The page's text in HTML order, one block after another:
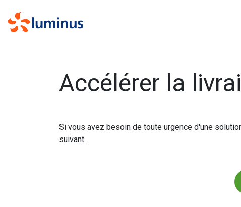
Accélérer la
Si vous avez besoin de toute urgence d'une
suivant.